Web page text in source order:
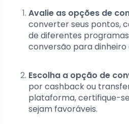
Avalie as opções de
converter seus pontos,
de diferentes
conversão para dinheiro
Escolha a opção de
por cashback ou
plataforma, certifique-
sejam favoráveis.